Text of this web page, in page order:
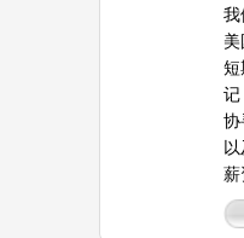
我
短
记
协
薪